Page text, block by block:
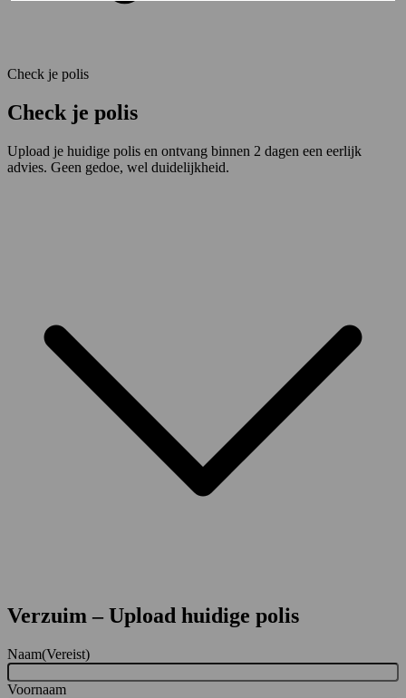
Check je polis
Check je polis
Upload je huidige polis en ontvang binnen 2 dagen een eerlijk
advies. Geen gedoe, wel duidelijkheid.
Verzuim – Upload huidige polis
Naam(Vereist)
Voornaam